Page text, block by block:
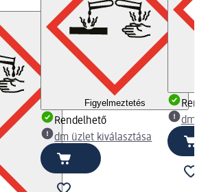
Figyelmeztetés
Rendelhető
dm üzlet kiválasztása
dm